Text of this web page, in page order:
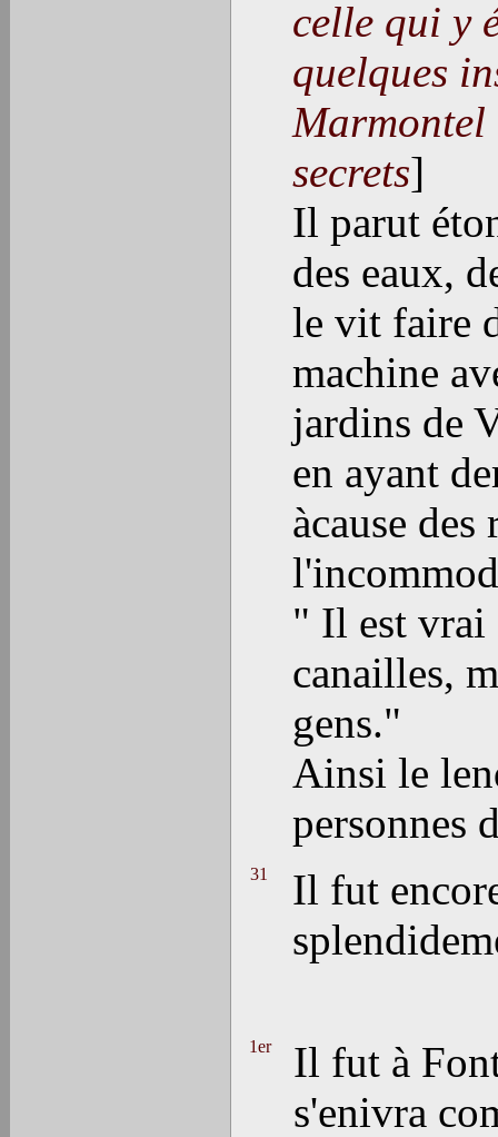
celle qui y
quelques
Marmontel
secrets]
Il parut
des eaux,
le vit faire
machine
jardins de
en ayant
àcause
" Il est vrai
canailles,
gens."
Ainsi le
personnes
31
Il fut
1er
Il fut à
s'enivra